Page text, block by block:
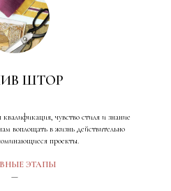
ШТОР
чувство стиля и знание
воплощать в жизнь действительно
проекты.
ЭТАПЫ
—